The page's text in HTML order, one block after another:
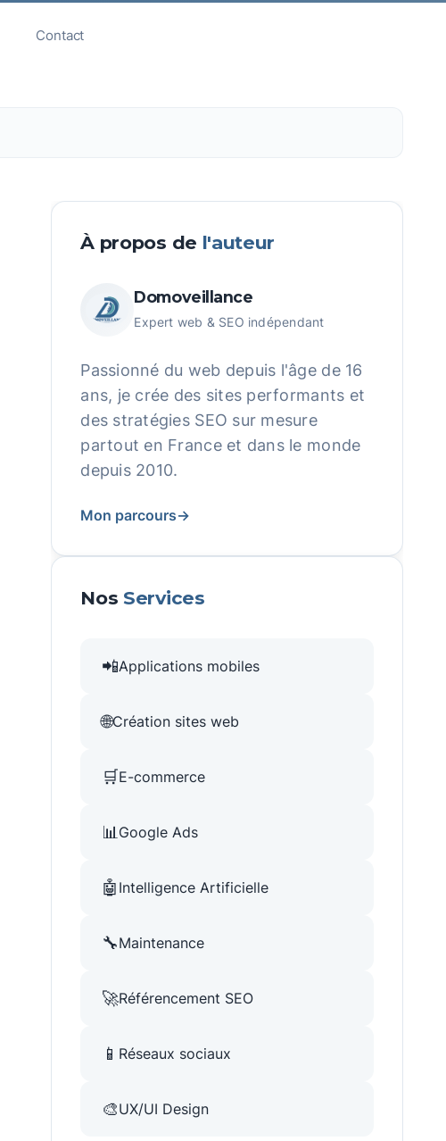
Contact
À propos de l'auteur
Domoveillance
Expert web & SEO indépendant
Passionné du web depuis l'âge de 16
ans, je crée des sites performants et
des stratégies SEO sur mesure
partout en France et dans le monde
depuis 2010.
Mon parcours→
Nos Services
📲Applications mobiles
🌐Création sites web
🛒E-commerce
📊Google Ads
🤖 Intelligence Artificielle
🔧Maintenance
🚀Référencement SEO
📱 Réseaux sociaux
🎨UX/UI Design